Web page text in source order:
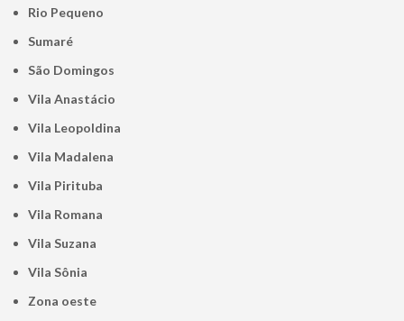
Rio Pequeno
Sumaré
São Domingos
Vila Anastácio
Vila Leopoldina
Vila Madalena
Vila Pirituba
Vila Romana
Vila Suzana
Vila Sônia
Zona oeste